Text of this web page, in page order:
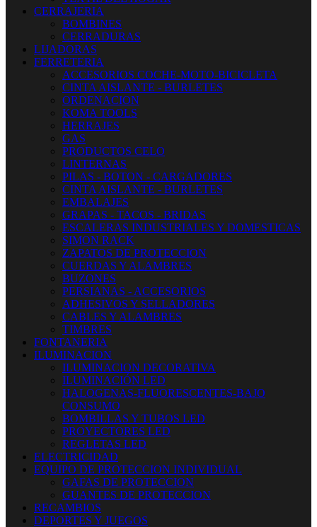
CERRAJERIA
BOMBINES
CERRADURAS
LIJADORAS
FERRETERIA
ACCESORIOS COCHE-MOTO-BICICLETA
CINTA AISLANTE - BURLETES
ORDENACION
KOMA TOOLS
HERRAJES
GAS
PRODUCTOS CELO
LINTERNAS
PILAS - BOTON - CARGADORES
CINTA AISLANTE - BURLETES
EMBALAJES
GRAPAS - TACOS - BRIDAS
ESCALERAS INDUSTRIALES Y DOMESTICAS
SIMON RACK
ZAPATOS DE PROTECCION
CUERDAS Y ALAMBRES
BUZONES
PERSIANAS - ACCESORIOS
ADHESIVOS Y SELLADORES
CABLES Y ALAMBRES
TIMBRES
FONTANERIA
ILUMINACION
ILUMINACION DECORATIVA
ILUMINACIÓN LED
HALOGENAS-FLUORESCENTES-BAJO
CONSUMO
BOMBILLAS Y TUBOS LED
PROYECTORES LED
REGLETAS LED
ELECTRICIDAD
EQUIPO DE PROTECCION INDIVIDUAL
GAFAS DE PROTECCION
GUANTES DE PROTECCION
RECAMBIOS
DEPORTES Y JUEGOS